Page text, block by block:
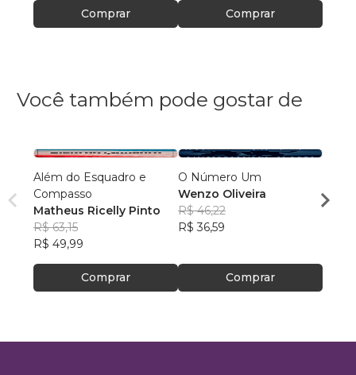
Comprar Comprar
Você também pode gostar de
Além do Esquadro e
Compasso
Matheus Ricelly Pinto
R$ 63,15
R$ 49,99
Comprar
O Número Um
Wenzo Oliveira
R$ 46,22
R$ 36,59
Comprar